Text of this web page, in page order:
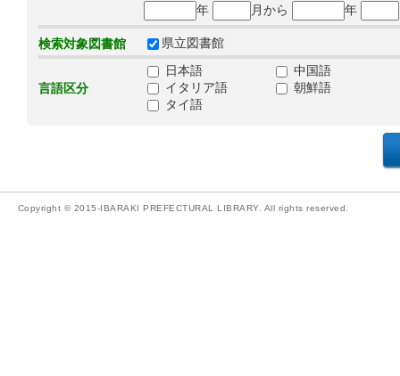
年
月から 年
検索対象図書館 県立図書館
言語区分
日本語
中国語
イタリア語
朝鮮語
タイ語
Copyright © 2015-IBARAKI PREFECTURAL LIBRARY. All rights reserved.